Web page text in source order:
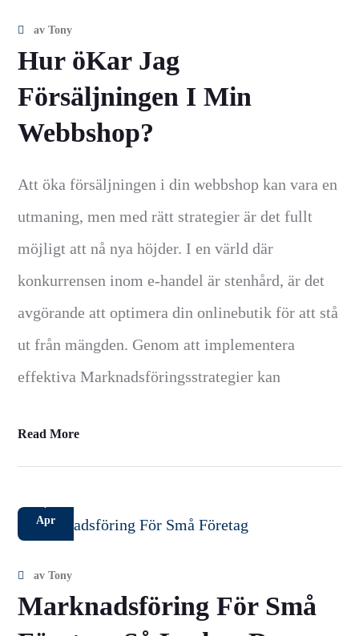
avTony
Hur öKar Jag
Försäljningen I Min
Webbshop?
Att öka försäljningen i din webbshop kan vara en
utmaning, men med rätt strategier är det fullt
möjligt att nå nya höjder. I en värld där
konkurrensen inom e-handel är stenhård, är det
avgörande att optimera din onlinebutik för att stå
ut från mängden. Genom att implementera
effektiva Marknadsföringsstrategier kan
Read More
7
Apr
avTony
Marknadsföring För Små